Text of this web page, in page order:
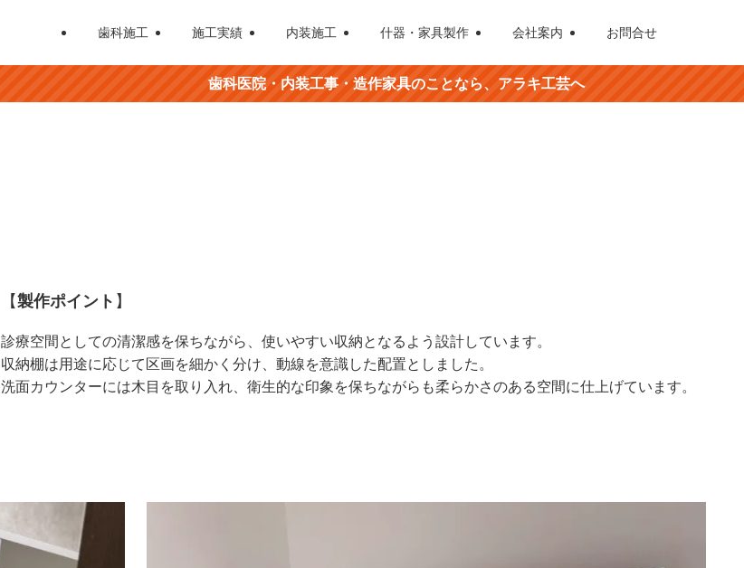
歯科施工 施工実績 内装施工 什器・家具製作 会社案内 お問合せ
歯科医院・内装工事・造作家具のことなら、アラキ工芸へ
【製作ポイント 】
診療空間としての清潔感を保ちながら、使いやすい収納となるよう設計しています。
収納棚は用途に応じて区画を細かく分け、動線を意識した配置としました。
洗面カウンターには木目を取り入れ、衛生的な印象を保ちながらも柔らかさのある空間に仕上げています。